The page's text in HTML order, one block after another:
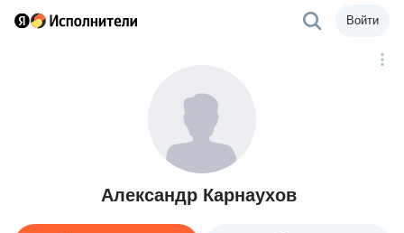
Войти
Александр Карнаухов